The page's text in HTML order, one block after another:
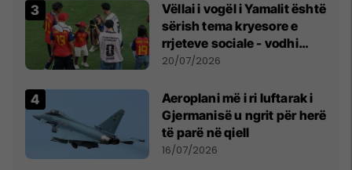
Vëllai i vogël i Yamalit është
sërish tema kryesore e
rrjeteve sociale - vodhi
vëmendjen pas finales së
20/07/2026
Aeroplani më i ri luftarak i
Gjermanisë u ngrit për herë
të parë në qiell
16/07/2026